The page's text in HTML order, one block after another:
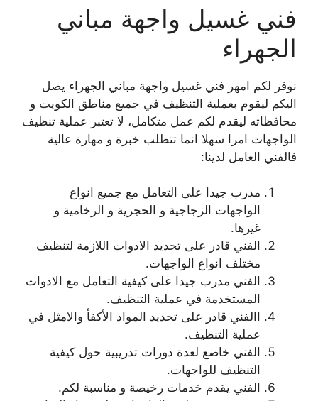
فني غسيل واجهة مباني
الجهراء
نوفر لكم امهر فني غسيل واجهة مباني الجهراء يصل
اليكم ليقوم بعملية التنظيف في جميع مناطق الكويت و
محافظاته ليقدم لكم عمل متكامل، لا تعتبر عملية تنظيف
الواجهات امرا سهلا انما تتطلب خبرة و مهارة عالية
فالفني العامل لدينا:
مدرب جيدا على التعامل مع جميع انواع
الواجهات الزجاجية و الحجرية و الرخامية و
غيرها.
الفني قادر على تحديد الادوات اللازمة لتنظيف
مختلف انواع الواجهات.
الفني مدرب جيدا على كيفية التعامل مع الادوات
المستخدمة في عملية التنظيف.
االفني قادر على تحديد المواد الأكفأ والامثل في
عملية التنظيف.
الفني خاضع لعدة دورات تدريبية حول كيفية
التنظيف للواجهات.
الفني يقدم خدمات رخيصة و مناسبة لكم.